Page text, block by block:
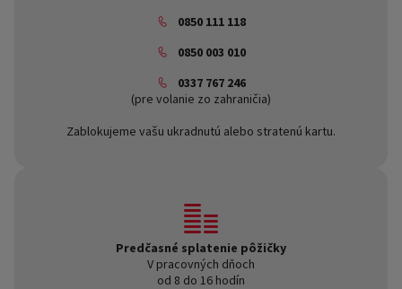
0850 111 118
0850 003 010
0337 767 246
(pre volanie zo zahraničia)
Zablokujeme vašu ukradnutú alebo stratenú kartu.
Predčasné splatenie pôžičky
V pracovných dňoch
od 8 do 16 hodín